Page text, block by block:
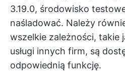
3.19.0, środowisko
naśladować. Należy
wszelkie zależności, takie
usługi innych firm, są
odpowiednią funkcję.